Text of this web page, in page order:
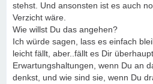
stehst. Und ansonsten ist es auch
Verzicht wäre.
Wie willst Du das angehen?
Ich würde sagen, lass es einfach
leicht fällt, aber..fällt es Dir
Erwartungshaltungen, wenn Du an
denkst, und wie sind sie, wenn Du